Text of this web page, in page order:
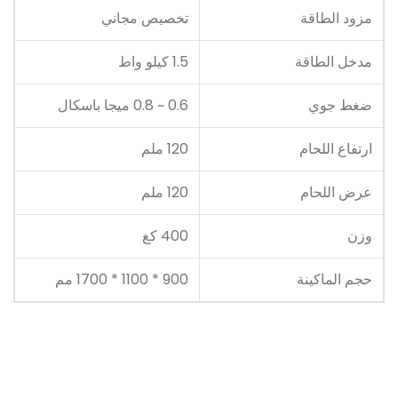
مزود الطاقة تخصيص مجاني
مدخل الطاقة 1.5 كيلو واط
ضغط جوي 0.6 ~ 0.8 ميجا باسكال
ارتفاع اللحام 120 ملم
عرض اللحام 120 ملم
وزن 400 كغ
حجم الماكينة 900 * 1100 * 1700 مم